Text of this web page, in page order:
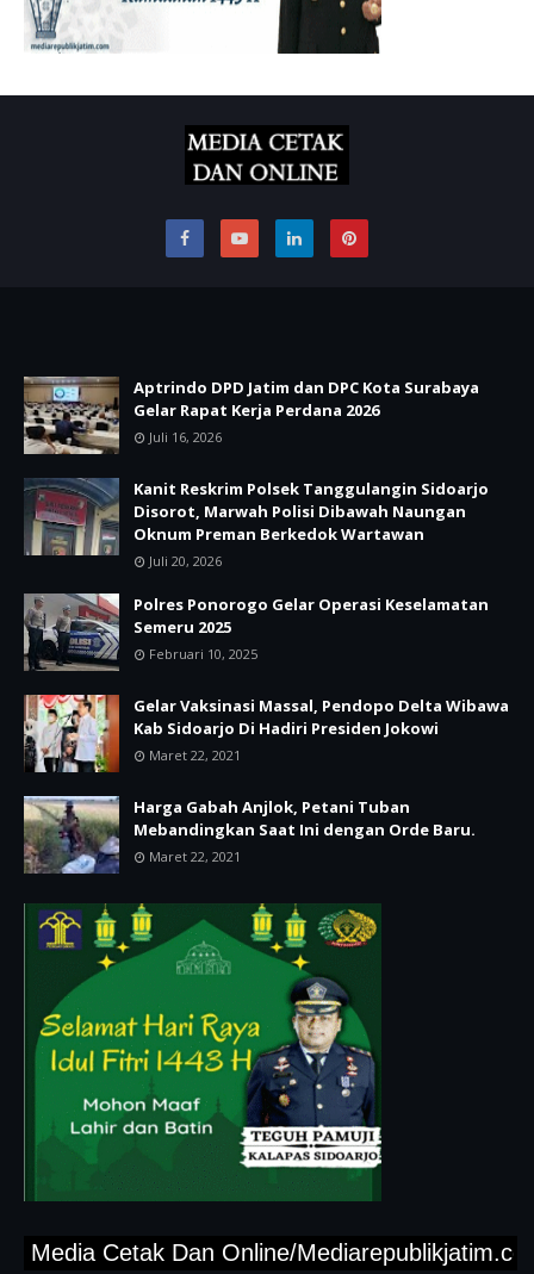
Aptrindo DPD Jatim dan DPC Kota Surabaya
Gelar Rapat Kerja Perdana 2026
Juli 16, 2026
Kanit Reskrim Polsek Tanggulangin Sidoarjo
Disorot, Marwah Polisi Dibawah Naungan
Oknum Preman Berkedok Wartawan
Juli 20, 2026
Polres Ponorogo Gelar Operasi Keselamatan
Semeru 2025
Februari 10, 2025
Gelar Vaksinasi Massal, Pendopo Delta Wibawa
Kab Sidoarjo Di Hadiri Presiden Jokowi
Maret 22, 2021
Harga Gabah Anjlok, Petani Tuban
Mebandingkan Saat Ini dengan Orde Baru.
Maret 22, 2021
Cetak Dan Online/